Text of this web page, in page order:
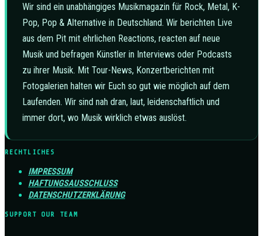
Wir sind ein unabhängiges Musikmagazin für Rock, Metal, K-
Pop, Pop & Alternative in Deutschland. Wir berichten Live
aus dem Pit mit ehrlichen Reactions, reacten auf neue
Musik und befragen Künstler in Interviews oder Podcasts
zu ihrer Musik. Mit Tour-News, Konzertberichten mit
Fotogalerien halten wir Euch so gut wie möglich auf dem
Laufenden. Wir sind nah dran, laut, leidenschaftlich und
immer dort, wo Musik wirklich etwas auslöst.
RECHTLICHES
IMPRESSUM
HAFTUNGSAUSSCHLUSS
DATENSCHUTZERKLÄRUNG
SUPPORT OUR TEAM